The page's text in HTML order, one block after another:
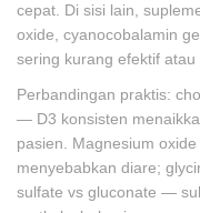
cepat. Di sisi lain,
oxide, cyanocobalamin
sering kurang efektif atau
Perbandingan praktis:
— D3 konsisten
pasien. Magnesium
menyebabkan diare;
sulfate vs gluconate —